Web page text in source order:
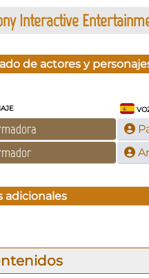
Interactive
de actores y
adicionales